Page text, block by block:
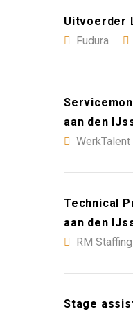
Uitvoerder
Fudura
aan den
WerkTalent
Technical
aan den
RM Staffing
Stage